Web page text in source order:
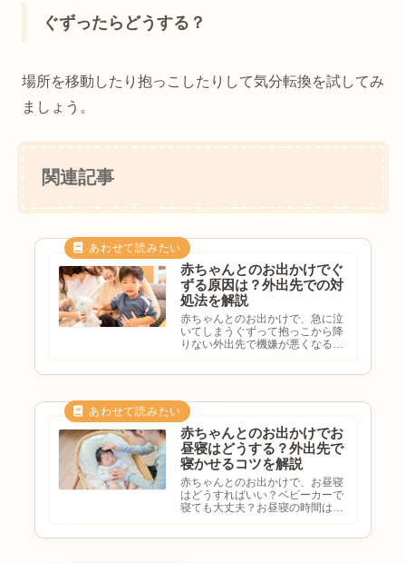
ぐずったらどうする？
場所を移動したり抱っこしたりして気分転換を試してみ
ましょう。
関連記事
赤ちゃんとのお出かけでぐ
ずる原因は？外出先での対
処法を解説
赤ちゃんとのお出かけで、急に泣
いてしまうぐずって抱っこから降
りない外出先で機嫌が悪くなるど
ことがあります。この記事で
は、...
赤ちゃんとのお出かけでお
昼寝はどうする？外出先で
寝かせるコツを解説
赤ちゃんとのお出かけで、お昼寝
はどうすればいい？ベビーカーで
寝ても大丈夫？お昼寝の時間はど